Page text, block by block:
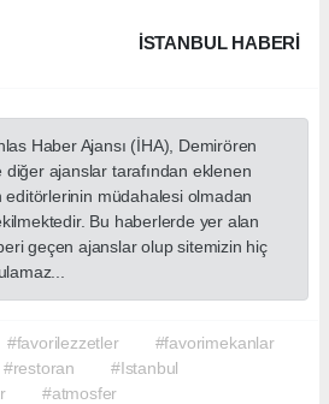
İSTANBUL HABERİ
Haber Ajansı (İHA), Demirören
diğer ajanslar tarafından eklenen
müdahalesi olmadan
Bu haberlerde yer alan
geçen ajanslar olup sitemizin hiç
#favorilezzetler
#favorimekanlar
#restoran
#Istanbul
#atmosfer